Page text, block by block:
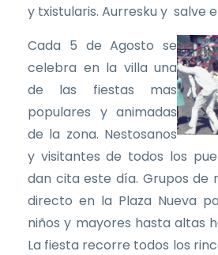
y txistularis. Aurresku y salve
Cada 5 de Agosto se
celebra en la villa una
de las fiestas mas
populares y animadas
de la zona. Nestosanos
y visitantes de todos los
dan cita este día. Grupos de
directo en la Plaza Nueva
niños y mayores hasta altas
La fiesta recorre todos los